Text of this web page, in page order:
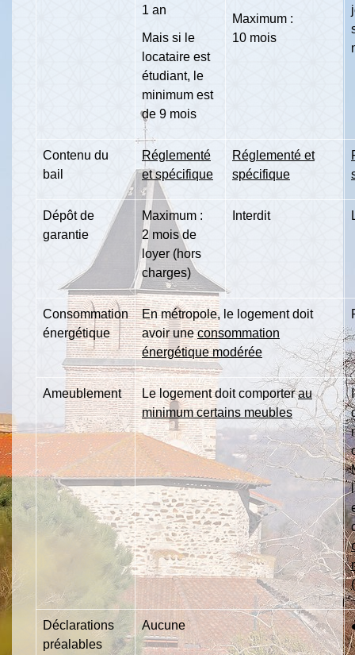
1 an
Mais si le
locataire est
étudiant, le
minimum est
de 9 mois
Maximum :
10 mois
Contenu du
bail
Réglementé
et spécifique
Réglementé et
spécifique
Dépôt de
garantie
Maximum :
2 mois de
loyer (hors
charges)
Interdit
Consommation
énergétique
En métropole, le logement doit
avoir uneconsommation
énergétique modérée
Ameublement Le logement doit comporterau
minimum certains meubles
Déclarations
préalables
Aucune